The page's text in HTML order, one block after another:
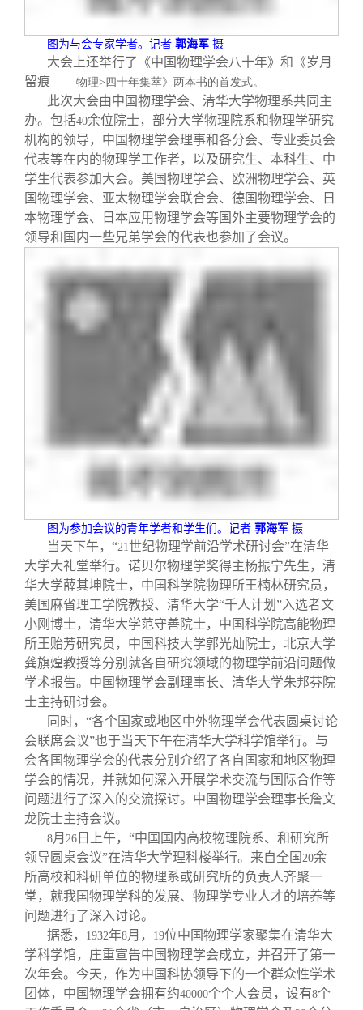
图为与会专家学者。记者 郭海军 摄
大会上还举行了《中国物理学会八十年》和《岁月
留痕——物理> 四十年集萃》两本书的首发式。
此次大会由中国物理学会、清华大学物理系共同主
办。包括40余位院士，部分大学物理院系和物理学研究
机构的领导，中国物理学会理事和各分会、专业委员会
代表等在内的物理学工作者，以及研究生、本科生、中
学生代表参加大会。美国物理学会、欧洲物理学会、英
国物理学会、亚太物理学会联合会、德国物理学会、日
本物理学会、日本应用物理学会等国外主要物理学会的
领导和国内一些兄弟学会的代表也参加了会议。
图为参加会议的青年学者和学生们。记者 郭海军 摄
当天下午，“21世纪物理学前沿学术研讨会”在清华
大学大礼堂举行。诺贝尔物理学奖得主杨振宁先生，清
华大学薛其坤院士，中国科学院物理所王楠林研究员，
美国麻省理工学院教授、清华大学“千人计划”入选者文
小刚博士，清华大学范守善院士，中国科学院高能物理
所王贻芳研究员，中国科技大学郭光灿院士，北京大学
龚旗煌教授等分别就各自研究领域的物理学前沿问题做
学术报告。中国物理学会副理事长、清华大学朱邦芬院
士主持研讨会。
同时，“各个国家或地区中外物理学会代表圆桌讨论
会联席会议”也于当天下午在清华大学科学馆举行。与
会各国物理学会的代表分别介绍了各自国家和地区物理
学会的情况，并就如何深入开展学术交流与国际合作等
问题进行了深入的交流探讨。中国物理学会理事长詹文
龙院士主持会议。
8月 26 日上午，“中国国内高校物理院系、和研究所
领导圆桌会议”在清华大学理科楼举行。来自全国 20余
所高校和科研单位的物理系或研究所的负责人齐聚一
堂，就我国物理学科的发展、物理学专业人才的培养等
问题进行了深入讨论。
据悉，
1932年8月， 19位中国物理学家聚集在清华大
学科学馆，庄重宣告中国物理学会成立，并召开了第一
次年会。今天，作为中国科协领导下的一个群众性学术
团体，中国物理学会拥有约40000个个人会员，设有8个